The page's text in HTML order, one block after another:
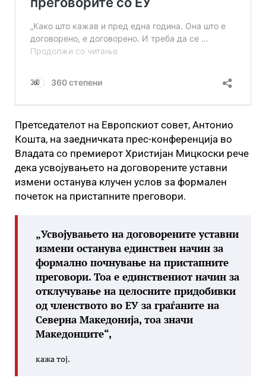
Претседателот на Европскиот совет, Антонио
Кошта, на заедничката прес-конференција во
Владата со премиерот Христијан Мицкоски рече
дека усвојувањето на договорените уставни
измени останува клучен услов за формален
почеток на пристапните преговори.
„Усвојувањето на договорените уставни
измени останува единствен начин за
формално почнување на пристапните
преговори. Тоа е единствениот начин за
отклучување на целосните придобивки
од членството во ЕУ за граѓаните на
Северна Македонија, тоа значи
Македонците“,
кажа тој.